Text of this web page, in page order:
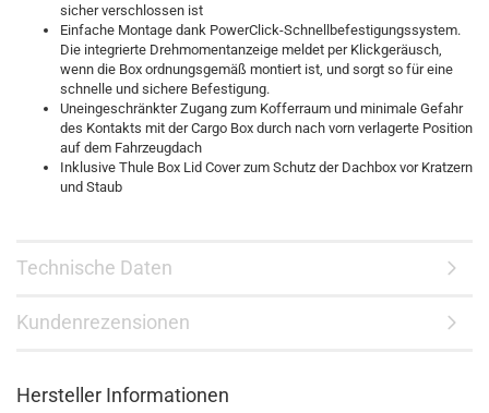
sicher verschlossen ist
Einfache Montage dank PowerClick-Schnellbefestigungssystem.
Die integrierte Drehmomentanzeige meldet per Klickgeräusch,
wenn die Box ordnungsgemäß montiert ist, und sorgt so für eine
schnelle und sichere Befestigung.
Uneingeschränkter Zugang zum Kofferraum und minimale Gefahr
des Kontakts mit der Cargo Box durch nach vorn verlagerte Position
auf dem Fahrzeugdach
Inklusive Thule Box Lid Cover zum Schutz der Dachbox vor Kratzern
und Staub
Technische Daten
Kundenrezensionen
Hersteller Informationen